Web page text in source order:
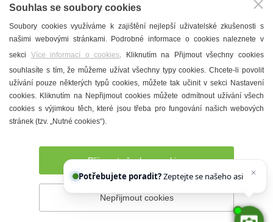
T. G. Masaryk
Mandloně
Ubytování
Restaurace
Městské muzeum a galerie
Denní meníčka
Prohlášení o přístupnosti Správce webu
Souhlas se soubory cookies
Soubory cookies využíváme k zajištění nejlepší uživatelské zkušenosti s
našimi webovými stránkami. Podrobné informace o cookies naleznete v
sekci Více informací o cookies. Kliknutím na Přijmout všechny cookies
souhlasíte s tím, že můžeme užívat všechny typy cookies. Chcete-li povolit
užívání pouze některých typů cookies, můžete tak učinit v sekci Nastavení
cookies. Kliknutím na Nepřijmout cookies můžete odmítnout užívání všech
cookies s výjimkou těch, které jsou třeba pro fungování našich webových
stránek (tzv. „Nutné cookies“).
Přijmout všechny cookies
Nepřijmout cookies
Potřebujete poradit?Zeptejte se našeho asistentaC